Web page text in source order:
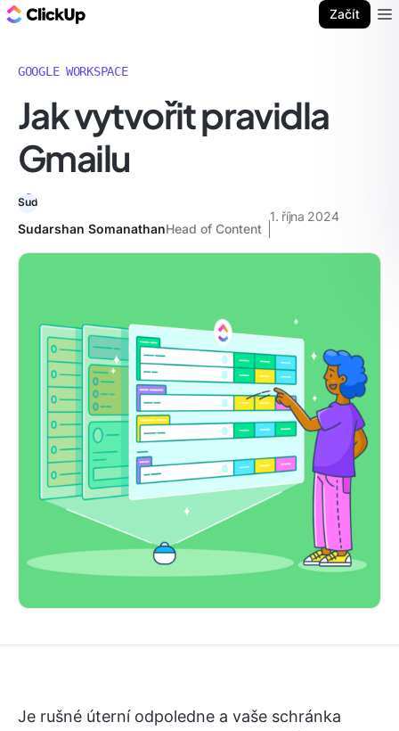
Začít
GOOGLE WORKSPACE
Jak vytvořit pravidla
Gmailu
Sudarshan SomanathanHead of Content
1. října 2024
Je rušné úterní odpoledne a vaše schránka